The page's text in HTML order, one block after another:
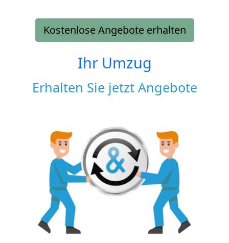
Kostenlose Angebote erhalten
Ihr Umzug
Erhalten Sie jetzt Angebote